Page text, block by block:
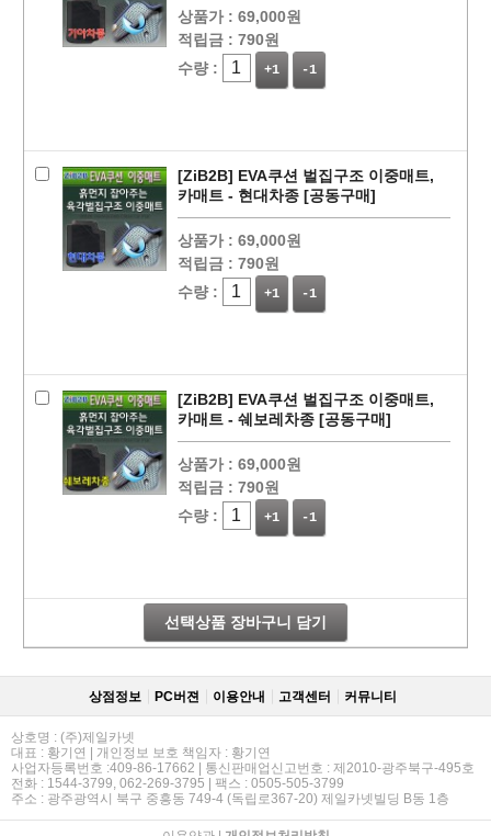
페이코 라이
구매
상품가 : 69,000원
적립금 : 790원
수량 :
+1 -1
[ZiB2B] EVA쿠션 벌집구조 이중매트,
카매트 - 현대차종 [공동구매]
상품가 : 69,000원
적립금 : 790원
수량 :
+1 -1
[ZiB2B] EVA쿠션 벌집구조 이중매트,
카매트 - 쉐보레차종 [공동구매]
상품가 : 69,000원
적립금 : 790원
수량 :
+1 -1
선택상품 장바구니 담기
상점정보 PC버젼 이용안내 고객센터 커뮤니티
상호명 : (주)제일카넷
대표 : 황기연 | 개인정보 보호 책임자 : 황기연
사업자등록번호 :409-86-17662 | 통신판매업신고번호 : 제2010-광주북구-495호
전화 : 1544-3799, 062-269-3795 | 팩스 : 0505-505-3799
주소 : 광주광역시 북구 중흥동 749-4 (독립로367-20) 제일카넷빌딩 B동 1층